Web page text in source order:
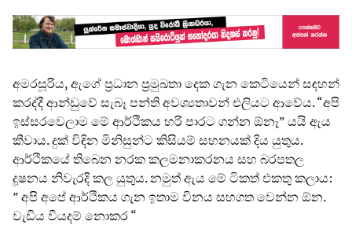
අමරසූරිය, ඇගේ ප්‍රධාන ප්‍රමුඛතා දෙක ගැන කෙටියෙන් සඳහන්
කරද්දී ආන්ඩුවේ සැබෑ පන්ති අවශ්‍යතාවන් එලියට ආවේය. “අපි
ඉස්සරවෙලාම මේ ආර්ථිකය හරි පාරට ගන්න ඕනෑ” යයි ඇය
කීවාය. දුක් විඳින මිනිසුන්ට කිසියම් සහනයක් දිය යුතුය.
ආර්ථිකයේ තිබෙන නරක කලමනාකරනය සහ බරපතල
දූෂනය නිවැරදි කල යුතුය. නමුත් ඇය මේ ටිකත් එකතු කලාය:
” අපි අපේ ආර්ථිකය ගැන ඉතාම විනය සහගත වෙන්න ඕන.
වැඩිය වියදම් නොකර “